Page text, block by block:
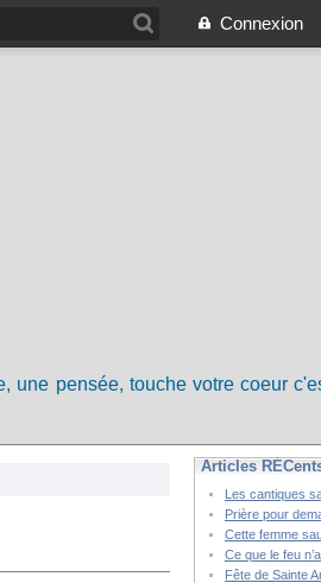
Connexion
une pensée, touche votre coeur
Articles
Les cantiques
Prière pour
Cette femme
Ce que le feu
Fête de Sainte